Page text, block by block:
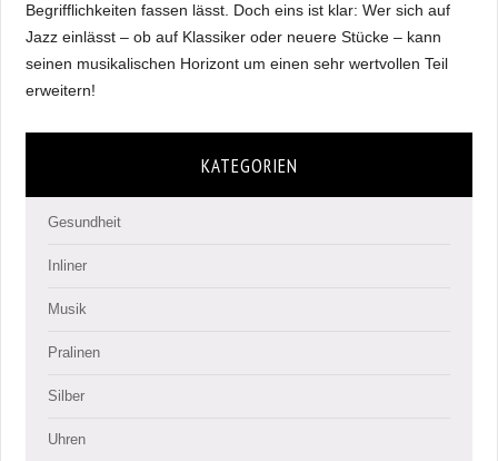
Begrifflichkeiten fassen lässt. Doch eins ist klar: Wer sich auf
Jazz einlässt – ob auf Klassiker oder neuere Stücke – kann
seinen musikalischen Horizont um einen sehr wertvollen Teil
erweitern!
KATEGORIEN
Gesundheit
Inliner
Musik
Pralinen
Silber
Uhren